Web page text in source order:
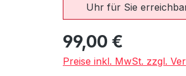
Uhr für Sie
Regulärer Preis:
99,00 €
Preise inkl. MwSt. zzgl.